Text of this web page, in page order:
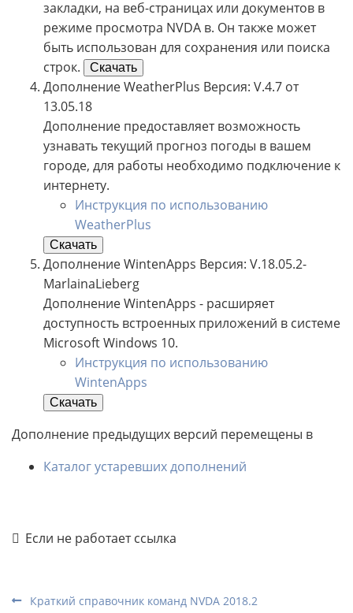
закладки, на веб-страницах или документов в
режиме просмотра NVDA в. Он также может
быть использован для сохранения или поиска
строк.
Скачать
Дополнение WeatherPlus Версия: V.4.7 от
13.05.18
Дополнение предоставляет возможность
узнавать текущий прогноз погоды в вашем
городе, для работы необходимо подключение к
интернету.
Инструкция по использованию
WeatherPlus
Скачать
Дополнение WintenApps Версия: V.18.05.2-
MarlainaLieberg
Дополнение WintenApps - расширяет
доступность встроенных приложений в системе
Microsoft Windows 10.
Инструкция по использованию
WintenApps
Скачать
Дополнение предыдущих версий перемещены в
Каталог устаревших дополнений
Если не работает ссылка
Краткий справочник команд NVDA 2018.2